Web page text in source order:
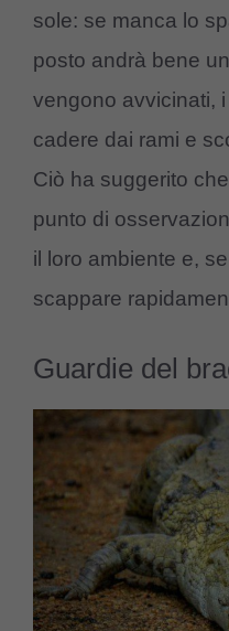
sole: se manca lo
posto andrà bene
vengono avvicinati,
cadere dai rami e
Ciò ha suggerito
punto di
il loro ambiente e,
scappare
Guardie del